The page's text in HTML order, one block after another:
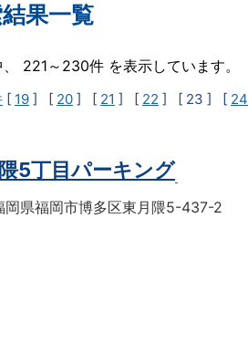
果一覧
221～230件 を表示しています。
[ 19 ] [ 20 ] [ 21 ] [ 22 ] [ 23 ] [ 24
5丁目パーキング
岡県福岡市博多区東月隈5-437-2